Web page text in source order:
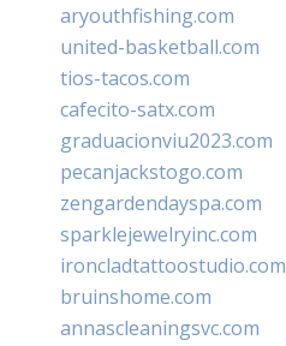
aryouthfishing.com
united-basketball.com
tios-tacos.com
cafecito-satx.com
graduacionviu2023.com
pecanjackstogo.com
zengardendayspa.com
sparklejewelryinc.com
ironcladtattoostudio.com
bruinshome.com
annascleaningsvc.com